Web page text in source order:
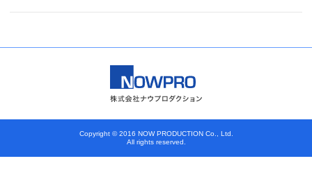
Copyright © 2016 NOW PRODUCTION Co., Ltd.
All rights reserved.